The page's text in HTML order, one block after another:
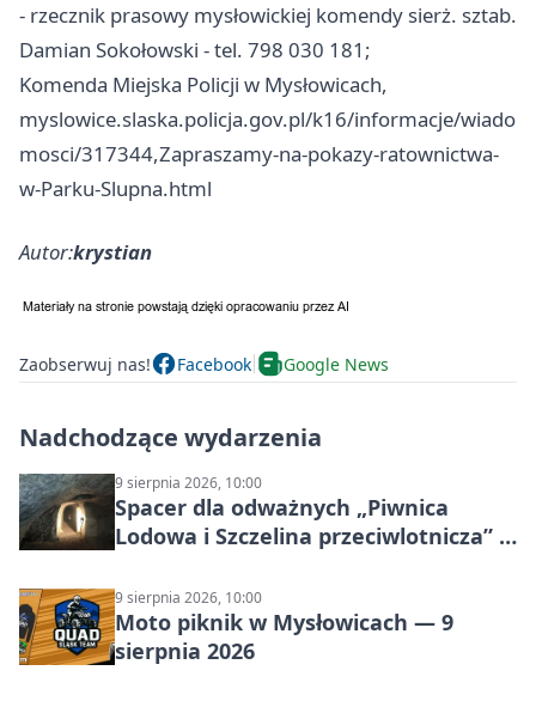
- rzecznik prasowy mysłowickiej komendy sierż. sztab.
Damian Sokołowski - tel. 798 030 181;
Komenda Miejska Policji w Mysłowicach,
myslowice.slaska.policja.gov.pl/k16/informacje/wiado
mosci/317344,Zapraszamy-na-pokazy-ratownictwa-
w-Parku-Slupna.html
Autor:krystian
Zaobserwuj nas! Facebook Google News
Nadchodzące wydarzenia
9 sierpnia 2026, 10:00
Spacer dla odważnych „Piwnica
Lodowa i Szczelina przeciwlotnicza” –
9 sierpnia 2026, 10:00
Moto piknik w Mysłowicach — 9
sierpnia 2026